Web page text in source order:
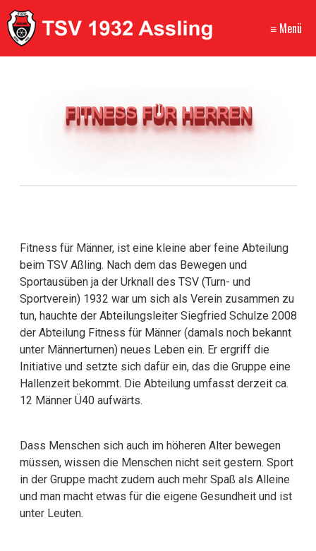
≡ Menü
FITNESS FÜR HERREN
Fitness für Männer, ist eine kleine aber feine Abteilung
beim TSV Aßling. Nach dem das Bewegen und
Sportausüben ja der Urknall des TSV (Turn- und
Sportverein) 1932 war um sich als Verein zusammen zu
tun, hauchte der Abteilungsleiter Siegfried Schulze 2008
der Abteilung Fitness für Männer (damals noch bekannt
unter Männerturnen) neues Leben ein. Er ergriff die
Initiative und setzte sich dafür ein, das die Gruppe eine
Hallenzeit bekommt. Die Abteilung umfasst derzeit ca.
12 Männer Ü40 aufwärts.
Dass Menschen sich auch im höheren Alter bewegen
müssen, wissen die Menschen nicht seit gestern. Sport
in der Gruppe macht zudem auch mehr Spaß als Alleine
und man macht etwas für die eigene Gesundheit und ist
unter Leuten.